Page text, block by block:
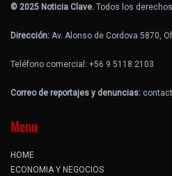
© 2025 Noticia Clave. Todos los
Dirección: Av. Alonso de Cordova 5870,
Teléfono comercial: +56 9 5118 2103
Correo de reportajes y denuncias:
Menu
HOME
ECONOMIA Y NEGOCIOS